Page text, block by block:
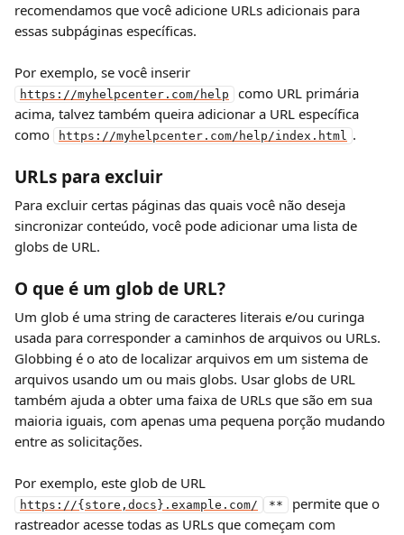
recomendamos que você adicione URLs adicionais para
essas subpáginas específicas.
Por exemplo, se você inserir
https://myhelpcenter.com/help
como URL primária
acima, talvez também queira adicionar a URL específica
como
https://myhelpcenter.com/help/index.html .
URLs para excluir
Para excluir certas páginas das quais você não deseja
sincronizar conteúdo, você pode adicionar uma lista de
globs de URL.
O que é um glob de URL?
Um glob é uma string de caracteres literais e/ou curinga
usada para corresponder a caminhos de arquivos ou URLs.
Globbing é o ato de localizar arquivos em um sistema de
arquivos usando um ou mais globs. Usar globs de URL
também ajuda a obter uma faixa de URLs que são em sua
maioria iguais, com apenas uma pequena porção mudando
entre as solicitações.
Por exemplo, este glob de URL
https://{store,docs}.example.com/ **
permite que o
rastreador acesse todas as URLs que começam com